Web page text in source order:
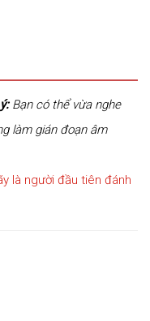
Bạn có thể vừa nghe
làm gián đoạn âm
là người đầu tiên đánh